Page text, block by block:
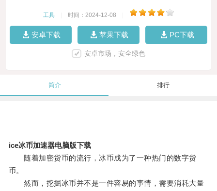
工具 时间：2024-12-08
安卓下载 苹果下载 PC下载
安卓市场，安全绿色
简介 排行
ice冰币加速器电脑版下载
随着加密货币的流行，冰币成为了一种热门的数字货
币。
然而，挖掘冰币并不是一件容易的事情，需要消耗大量